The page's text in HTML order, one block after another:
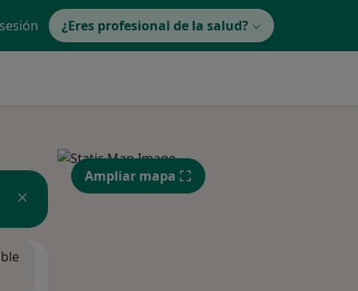
¿Eres profesional de la salud?
Ampliar mapa